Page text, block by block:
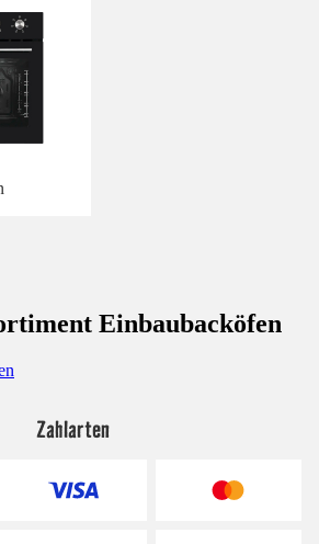
Einbaubacköfen
Zahlarten